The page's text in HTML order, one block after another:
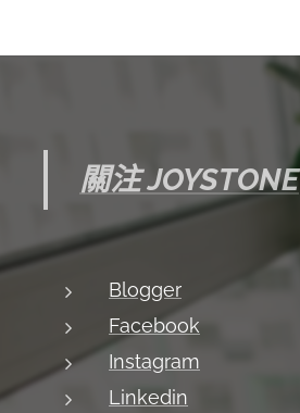
關注 JOYSTONE
Blogger
Facebook
Instagram
Linkedin